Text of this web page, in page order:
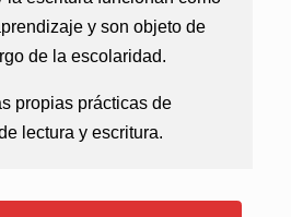
y son objeto de
de la escolaridad.
propias prácticas de
lectura y escritura.